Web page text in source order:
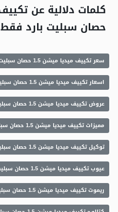
حصان سبليت بارد فقط
سعر تكييف ميديا ميشن 1.5 حصان سبليت بارد فقط
اسعار تكييف ميديا ميشن 1.5 حصان سبليت بارد فقط
عروض تكييف ميديا ميشن 1.5 حصان سبليت بارد فقط
مميزات تكييف ميديا ميشن 1.5 حصان سبليت بارد فقط
توكيل تكييف ميديا ميشن 1.5 حصان سبليت بارد فقط
عيوب تكييف ميديا ميشن 1.5 حصان سبليت بارد فقط
ريموت تكييف ميديا ميشن 1.5 حصان سبليت بارد فقط